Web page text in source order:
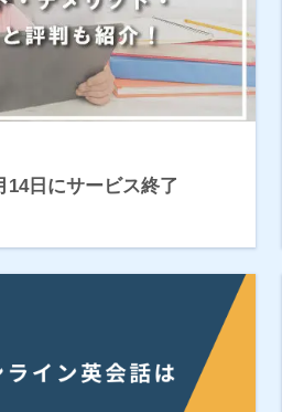
14日にサービス終了